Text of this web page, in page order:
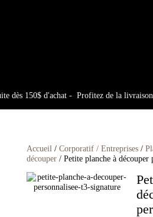
150$ d'achat - Profitez de la livraison
Accueil/ Corporatif / Entreprises/
découper/ Petite planche à découper